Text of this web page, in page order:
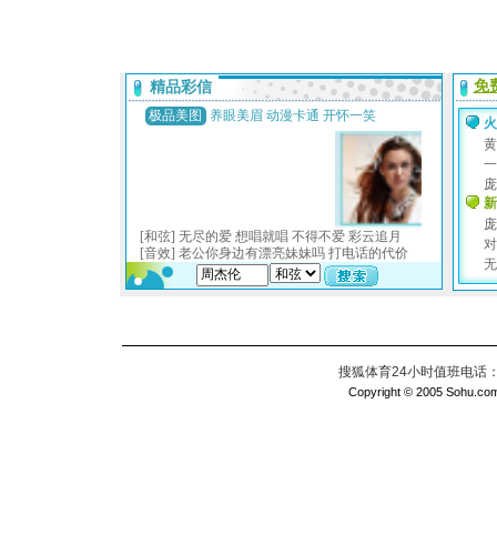
搜狐体育24小时值班电话
Copyright © 2005